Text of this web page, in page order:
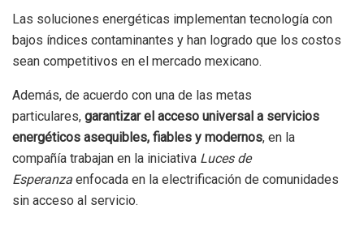
Las soluciones energéticas implementan tecnología con
bajos índices contaminantes y han logrado que los costos
sean competitivos en el mercado mexicano.
Además, de acuerdo con una de las metas
particulares, garantizar el acceso universal a servicios
energéticos asequibles, fiables y modernos, en la
compañía trabajan en la iniciativa Luces de
Esperanza enfocada en la electrificación de comunidades
sin acceso al servicio.